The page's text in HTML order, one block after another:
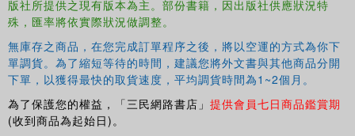
版社所提供之現有版本為主。部份書籍，因出版社供應狀況特
殊，匯率將依實際狀況做調整。
無庫存之商品，在您完成訂單程序之後，將以空運的方式為你下
單調貨。為了縮短等待的時間，建議您將外文書與其他商品分開
下單，以獲得最快的取貨速度，平均調貨時間為1~2個月。
為了保護您的權益，「三民網路書店」 提供會員七日商品鑑賞期
(收到商品為起始日)。